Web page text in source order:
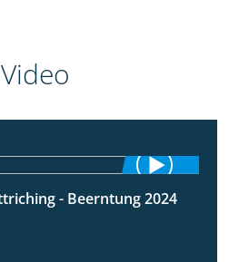
Video
12:28
- Beerntung 2024